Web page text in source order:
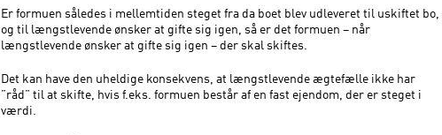
Er formuen således i mellemtiden steget fra da boet blev udleveret til uskiftet bo,
og til længstlevende ønsker at gifte sig igen, så er det formuen – når
længstlevende ønsker at gifte sig igen – der skal skiftes.
Det kan have den uheldige konsekvens, at længstlevende ægtefælle ikke har
”råd” til at skifte, hvis f.eks. formuen består af en fast ejendom, der er steget i
værdi.